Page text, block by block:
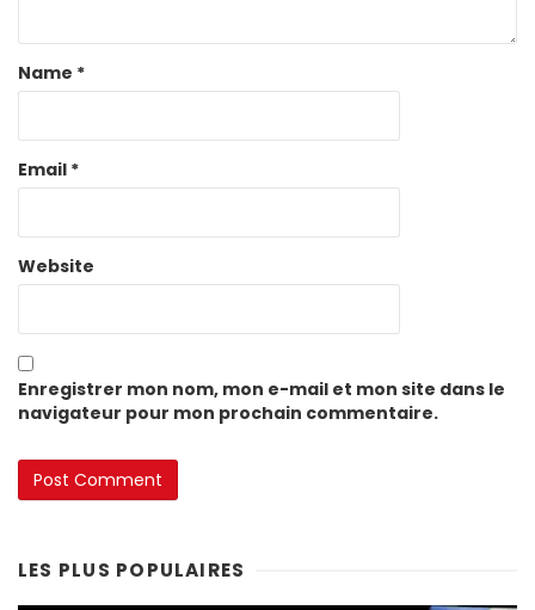
Name *
Email *
Website
Enregistrer mon nom, mon e-mail et mon site dans le
navigateur pour mon prochain commentaire.
LES PLUS POPULAIRES